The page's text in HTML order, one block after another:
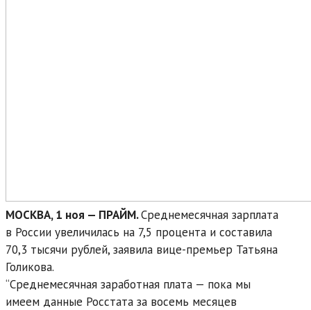
МОСКВА, 1 ноя — ПРАЙМ.Среднемесячная зарплата
в России увеличилась на 7,5 процента и составила
70,3 тысячи рублей, заявила вице-премьер Татьяна
Голикова.
“Среднемесячная заработная плата — пока мы
имеем данные Росстата за восемь месяцев